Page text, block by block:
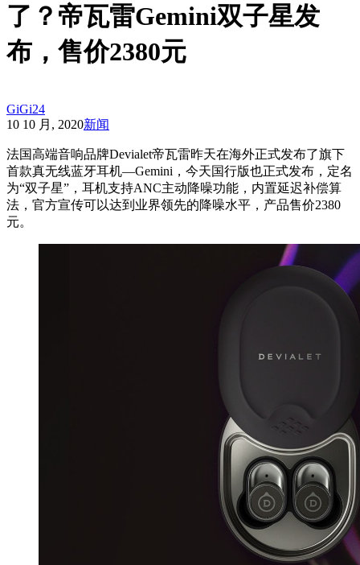
了？帝瓦雷Gemini双子星发
布，售价2380元
GiGi24
10 10 月, 2020新闻
法国高端音响品牌Devialet帝瓦雷昨天在海外正式发布了旗下
首款真无线蓝牙耳机—Gemini，今天国行版也正式发布，定名
为“双子星”，耳机支持ANC主动降噪功能，内置延迟补偿算
法，官方宣传可以达到业界领先的降噪水平，产品售价2380
元。